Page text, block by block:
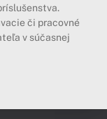
či pracovné
v súčasnej